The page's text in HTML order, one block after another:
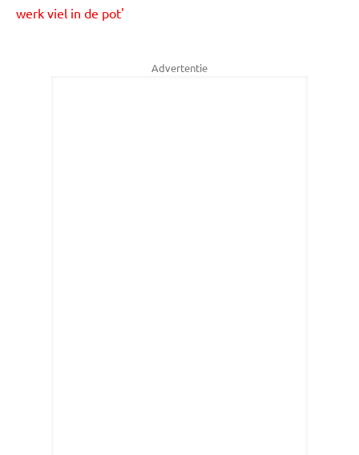
werk viel in de pot'
Advertentie